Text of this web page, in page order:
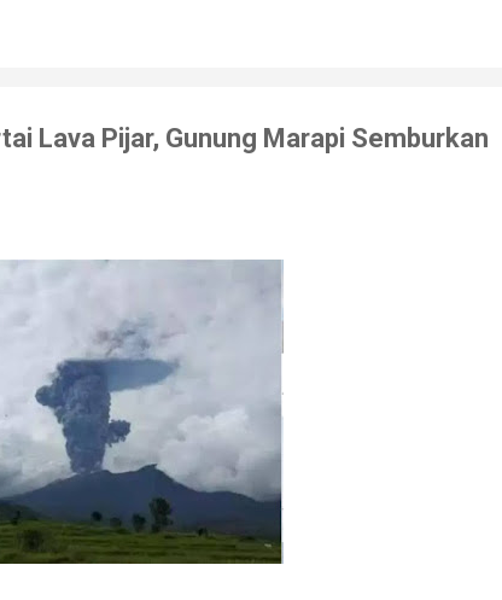
mengenai mekanisme penanganan Karhutla, mulai dari
Lava Pijar, Gunung Marapi Semburkan